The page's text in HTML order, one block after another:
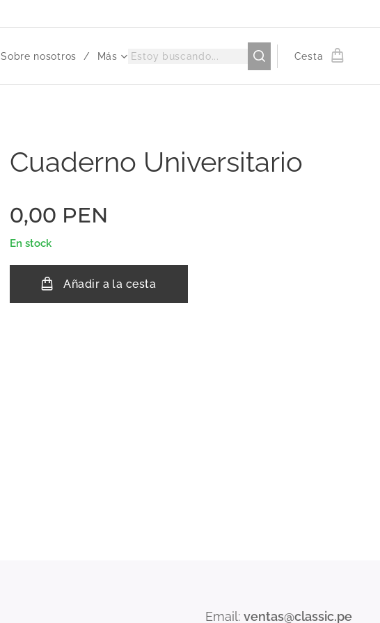
Sobre nosotros Más Cesta
Cuaderno Universitario
0,00 PEN
En stock
Añadir a la cesta
Email: ventas@classic.pe